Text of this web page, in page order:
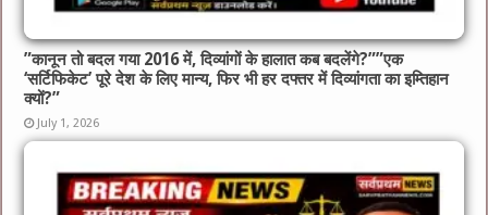
​”कानून तो बदल गया 2016 में, दिव्यांगों के हालात कब बदलेंगे?”​”एक
‘सर्टिफिकेट’ पूरे देश के लिए मान्य, फिर भी हर दफ्तर में दिव्यांगता का इम्तिहान
क्यों?”
July 1, 2026